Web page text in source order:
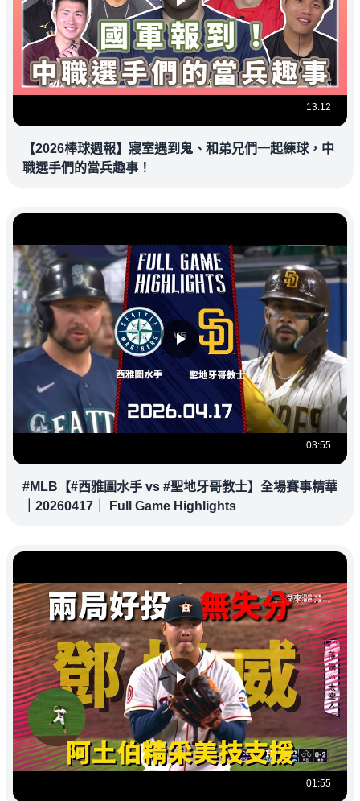
13:12
【2026棒球週報】寢室遇到鬼、和弟兄們一起練球，中
職選手們的當兵趣事！
03:55
#MLB【#西雅圖水手 vs #聖地牙哥教士】全場賽事精華
｜20260417｜ Full Game Highlights
01:55